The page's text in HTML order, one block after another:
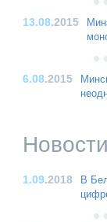
13.08.2015
6.08.2015
1.09.2018
В